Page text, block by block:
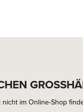
im Online-Shop